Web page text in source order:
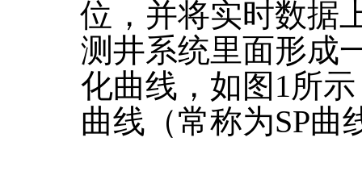
位，并将实时数据
测井系统里面形成
化曲线，如图1所
曲线（常称为SP曲